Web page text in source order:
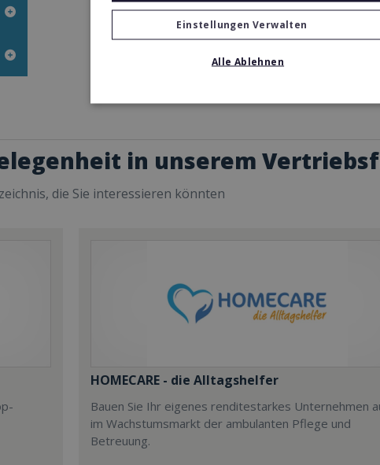
in unserem
die Sie interessieren könnten
HOMECARE - die Alltagshelfer
Bauen Sie Ihr eigenes renditestarkes Unternehmen
im Wachstumsmarkt der ambulanten Pflege und
Betreuung.
Einstellungen Verwalten
Alle Ablehnen